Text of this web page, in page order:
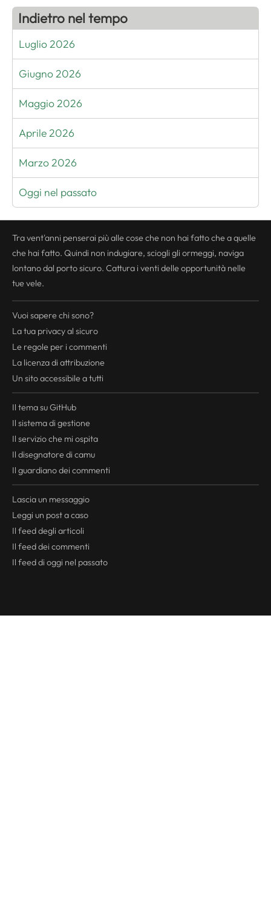
Indietro nel tempo
Luglio 2026
Giugno 2026
Maggio 2026
Aprile 2026
Marzo 2026
Oggi nel passato
Tra vent'anni penserai più alle cose che non hai fatto che a quelle
che hai fatto. Quindi non indugiare, sciogli gli ormeggi, naviga
lontano dal porto sicuro. Cattura i venti delle opportunità nelle
tue vele.
Vuoi sapere chi sono?
La tua privacyal sicuro
Le regole per i commenti
La licenza di attribuzione
Un sito accessibile a tutti
Il tema su GitHub
Il sistema di gestione
Il servizio che mi ospita
Il disegnatore di camu
Il guardiano dei commenti
Lascia un messaggio
Leggi un post a caso
Il feeddegli articoli
Il feeddei commenti
Il feeddi oggi nel passato